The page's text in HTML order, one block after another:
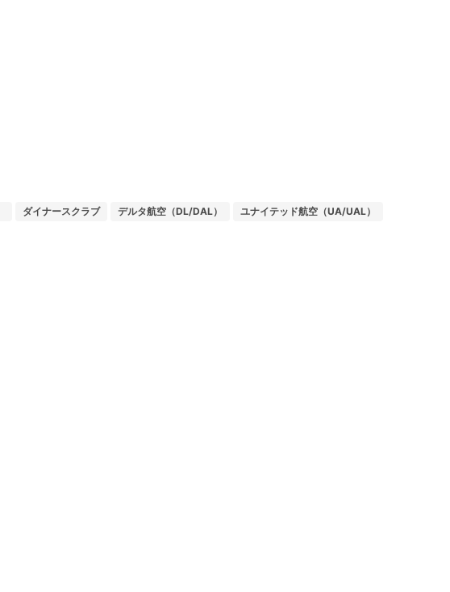
ダイナースクラブ デルタ航空（DL/DAL）
ユナイテッド航空（UA/UAL）